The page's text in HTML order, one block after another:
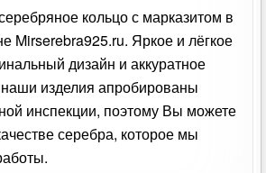
кольцо с марказитом в
Mirserebra925.ru. Яркое и лёгкое
дизайн и аккуратное
изделия апробированы
инспекции, поэтому Вы можете
серебра, которое мы